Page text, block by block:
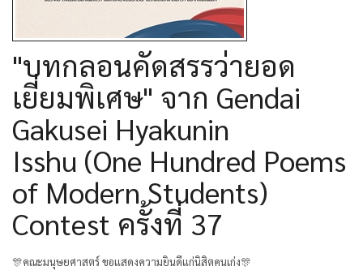
"บทกลอนคัดสรรว่ายอด
เยี่ยมพิเศษ" จาก Gendai
Gakusei Hyakunin
Isshu (One Hundred Poems
of Modern Students)
Contest ครั้งที่ 37
🎊คณะมนุษยศาสตร์ ขอแสดงความยินดีแก่นิสิตคนเก่ง🎊